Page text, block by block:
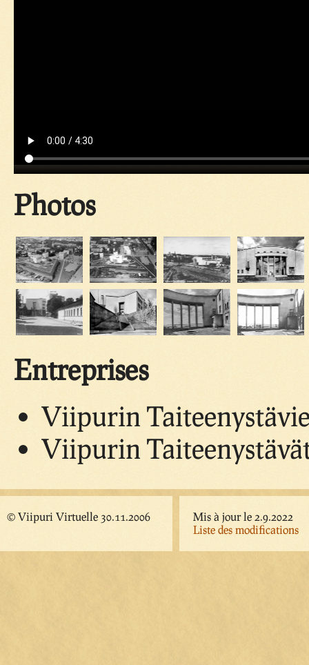
Photos
Entreprises
Viipurin
Viipurin
© Viipuri Virtuelle 30.11.2006
Mis à jour le 2.9.2022
Liste des modifications